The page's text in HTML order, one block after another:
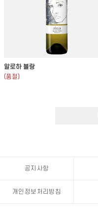
알로하 블랑
(품절)
공지사항
개인정보처리방침